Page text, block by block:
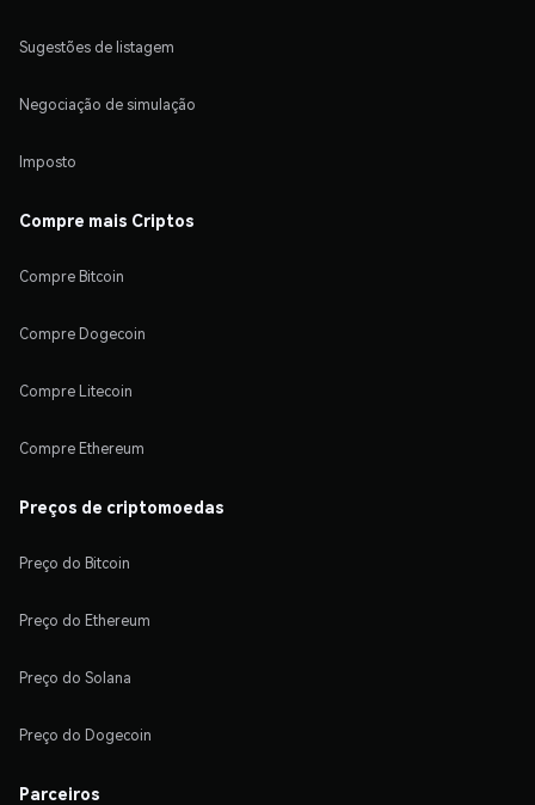
Sugestões de listagem
Negociação de simulação
Imposto
Compre mais Criptos
Compre Bitcoin
Compre Dogecoin
Compre Litecoin
Compre Ethereum
Preços de criptomoedas
Preço do Bitcoin
Preço do Ethereum
Preço do Solana
Preço do Dogecoin
Parceiros